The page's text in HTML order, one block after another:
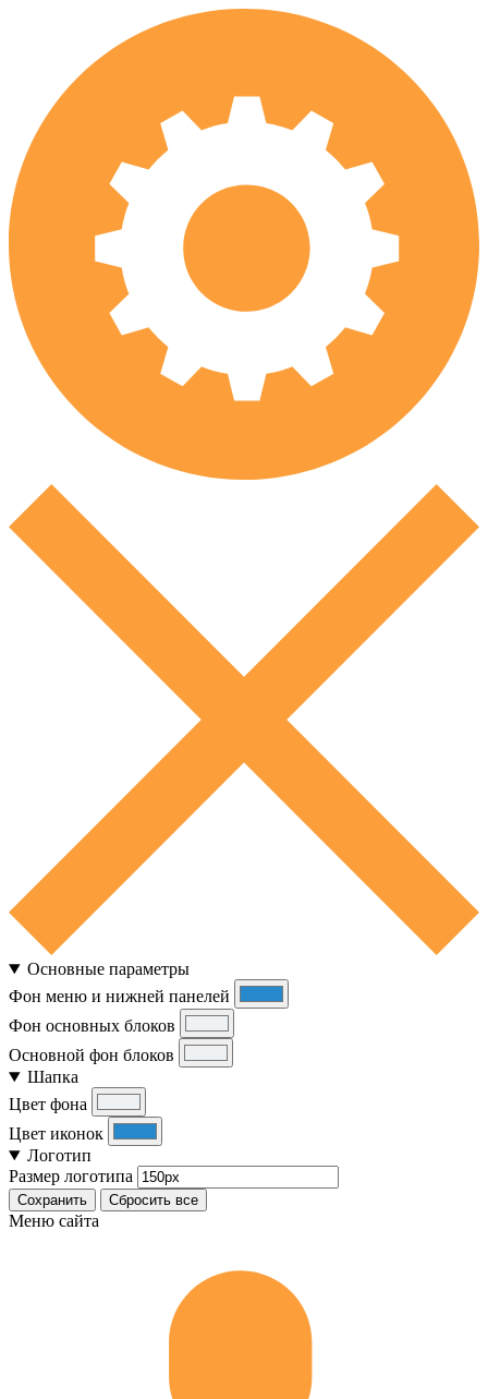
Основные параметры
Фон меню и нижней панелей
Фон основных блоков
Основной фон блоков
Шапка
Цвет фона
Цвет иконок
Логотип
Размер логотипа
Сохранить Сбросить все
Меню сайта